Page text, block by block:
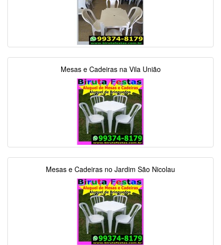
Mesas e Cadeiras na Vila União
Mesas e Cadeiras no Jardim São Nicolau